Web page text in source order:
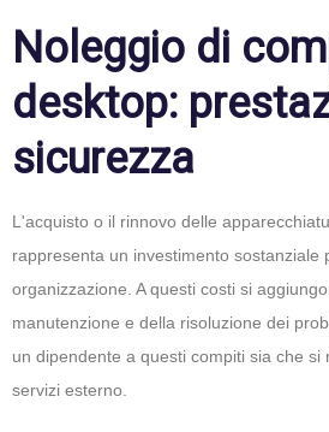
Noleggio di
desktop:
sicurezza
L'acquisto o il rinnovo delle
rappresenta un investimento sostanziale
organizzazione. A questi costi si
manutenzione e della risoluzione dei
un dipendente a questi compiti sia che si
servizi esterno.